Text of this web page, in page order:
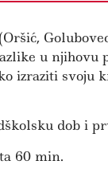
u
izraziti
dob i
60 min.